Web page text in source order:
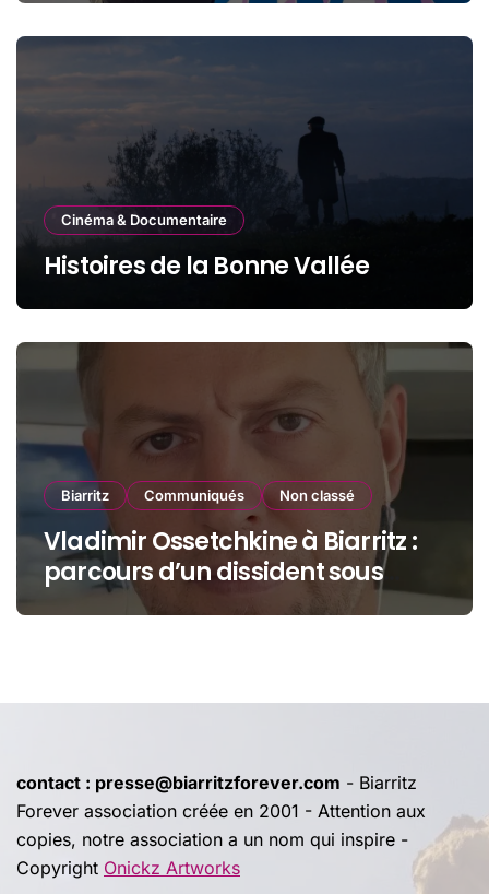
Cinéma & Documentaire
Histoires de la Bonne Vallée
Biarritz Communiqués Non classé
Vladimir Ossetchkine à Biarritz :
parcours d’un dissident sous
protection
contact : presse@biarritzforever.com - Biarritz
Forever association créée en 2001 - Attention aux
copies, notre association a un nom qui inspire -
Copyright Onickz Artworks